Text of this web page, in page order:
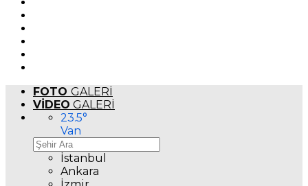
FOTO GALERİ
VİDEO GALERİ
23.5°
Van
İstanbul
Ankara